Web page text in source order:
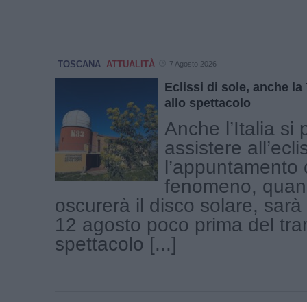
TOSCANA ATTUALITÀ 7 Agosto 2026
Eclissi di sole, anche la
allo spettacolo
Anche l’Italia si
assistere
l’appuntamento
fenomeno,
oscurerà il disco solare,
12 agosto poco prima del
spettacolo [...]